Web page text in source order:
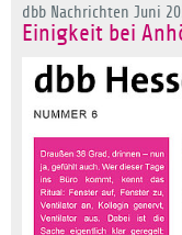
dbb Nachrichten Juni
Einigkeit bei